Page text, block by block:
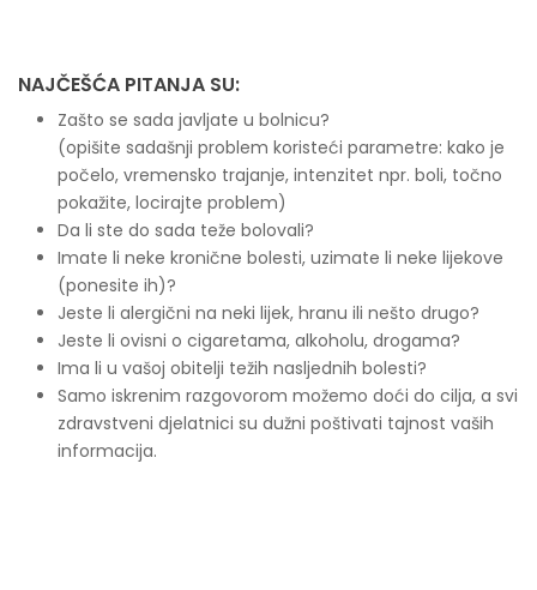
NAJČEŠĆA PITANJA SU:
Zašto se sada javljate u bolnicu?
(opišite sadašnji problem koristeći parametre: kako je
počelo, vremensko trajanje, intenzitet npr. boli, točno
pokažite, locirajte problem)
Da li ste do sada teže bolovali?
Imate li neke kronične bolesti, uzimate li neke lijekove
(ponesite ih)?
Jeste li alergični na neki lijek, hranu ili nešto drugo?
Jeste li ovisni o cigaretama, alkoholu, drogama?
Ima li u vašoj obitelji težih nasljednih bolesti?
Samo iskrenim razgovorom možemo doći do cilja, a svi
zdravstveni djelatnici su dužni poštivati tajnost vaših
informacija.